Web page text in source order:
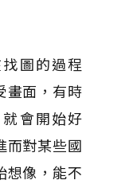
圖的過程
畫面，有時
會開始好
而對某些國
想像，能不